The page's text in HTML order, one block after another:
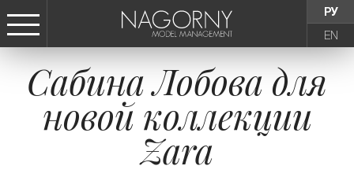
РУ
EN
СТАТЬ МОДЕЛЬЮ
ДЕВУШКИ
ТИНЕЙДЖЕРЫ
Сабина Лобова для
новой коллекции
Zara